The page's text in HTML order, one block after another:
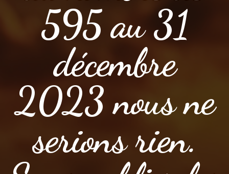
595 au 31
décembre
2023 nous ne
serions rien.